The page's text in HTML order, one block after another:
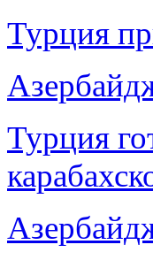
Турция
Турция